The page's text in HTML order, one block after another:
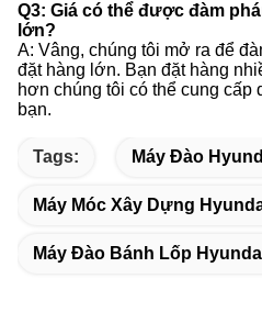
Q3: Giá có thể được đàm
lớn?
A: Vâng, chúng tôi mở ra để
đặt hàng lớn. Bạn đặt hàng
hơn chúng tôi có thể cung cấp
bạn.
Tags: Máy Đào
Máy Móc Xây Dựng
Máy Đào Bánh Lốp